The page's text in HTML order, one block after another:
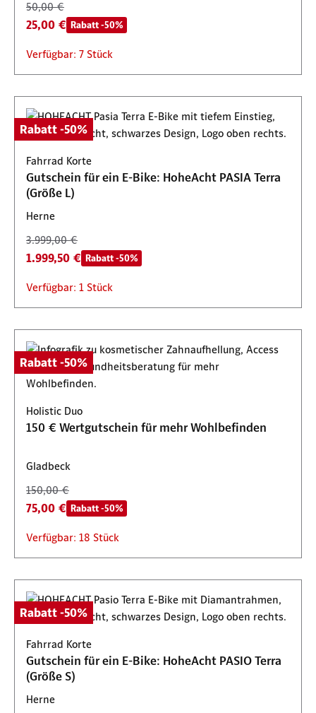
50,00 €
25,00 € Rabatt -50%
Verfügbar: 7 Stück
Rabatt -50%
Fahrrad Korte
Gutschein für ein E-Bike: HoheAcht PASIA Terra
(Größe L)
Herne
3.999,00 €
1.999,50 € Rabatt -50%
Verfügbar: 1 Stück
Rabatt -50%
Holistic Duo
150 € Wertgutschein für mehr Wohlbefinden
Gladbeck
150,00 €
75,00 € Rabatt -50%
Verfügbar: 18 Stück
Rabatt -50%
Fahrrad Korte
Gutschein für ein E-Bike: HoheAcht PASIO Terra
(Größe S)
Herne